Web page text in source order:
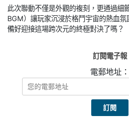
此次聯動不僅是外觀的複刻，更通過細
BGM）讓玩家沉浸於格鬥宇宙的熱血
備好迎接這場跨次元的終極對決了嗎？
訂閱電子報
電郵地址：